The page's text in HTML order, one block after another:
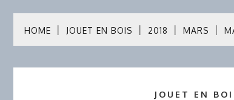
HOME JOUET EN BOIS 2018 MARS
JOUET EN